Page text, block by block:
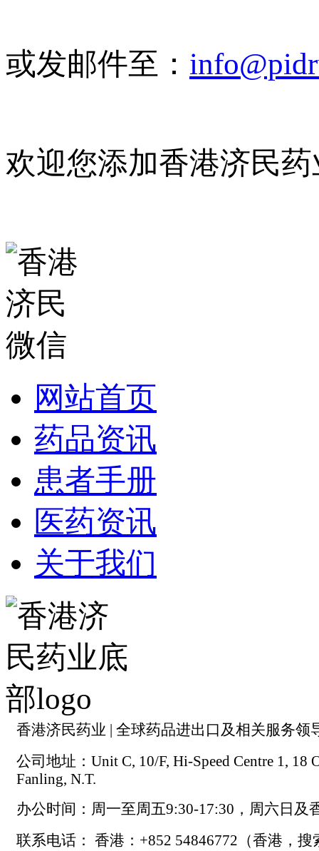
或发邮件至：
欢迎您添加香港济民
网站首页
药品资讯
患者手册
医药资讯
关于我们
香港济民药业 | 全球药品进出口及相关服务领
公司地址：Unit C, 10/F, Hi-Speed Centre 1, 18
Fanling, N.T.
办公时间：周一至周五9:30-17:30，周六日及
联系电话： 香港：+852 54846772（香港，搜